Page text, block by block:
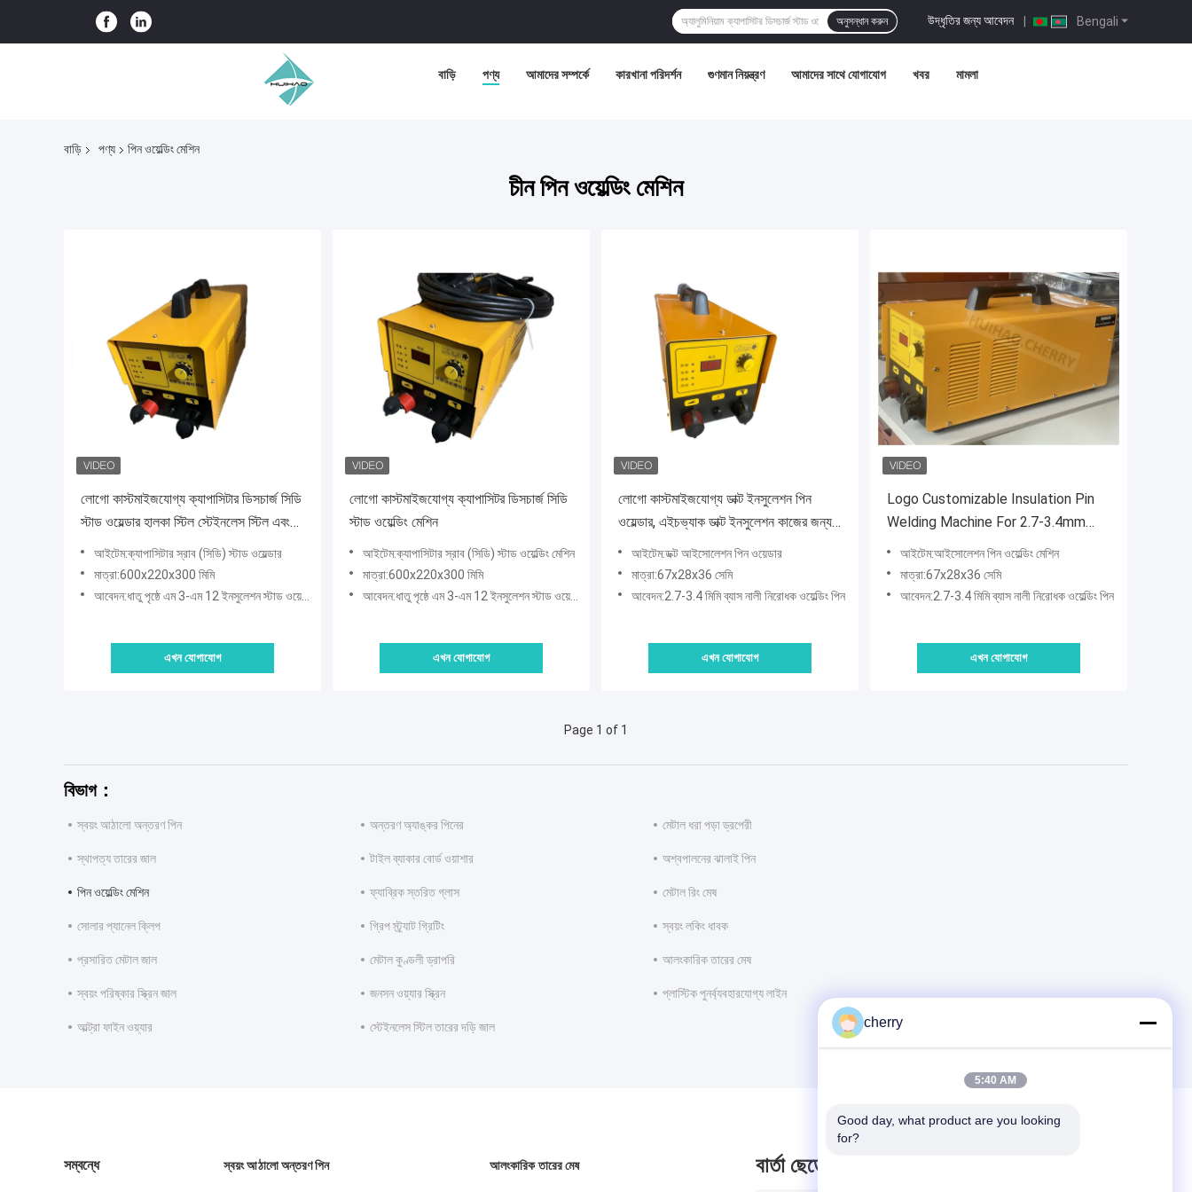
Bengali
উদ্ধৃতির জন্য আবেদন |
অনুসন্ধান করুন
বাড়ি পণ্য আমাদের সম্পর্কে কারখানা পরিদর্শন গুণমান নিয়ন্ত্রণ আমাদের সাথে যোগাযোগ খবর মামলা
বাড়ি পণ্য পিন ওয়েল্ডিং মেশিন
চীন পিন ওয়েল্ডিং মেশিন
লোগো কাস্টমাইজযোগ্য ক্যাপাসিটার ডিসচার্জ সিডি
স্টাড ওয়েল্ডার হালকা স্টিল স্টেইনলেস স্টিল এবং
অ্যালুমিনিয়াম স্টাড M3-M12
আইটেম:ক্যাপাসিটার স্রাব (সিডি) স্টাড ওয়েল্ডার
মাত্রা:600x220x300 মিমি
আবেদন:ধাতু পৃষ্ঠে এম 3-এম 12 ইনসুলেশন স্টাড ওয়েল্ডিং
এখন যোগাযোগ
লোগো কাস্টমাইজযোগ্য ক্যাপাসিটর ডিসচার্জ সিডি
স্টাড ওয়েল্ডিং মেশিন
আইটেম:ক্যাপাসিটার স্রাব (সিডি) স্টাড ওয়েল্ডিং মেশিন
মাত্রা:600x220x300 মিমি
আবেদন:ধাতু পৃষ্ঠে এম 3-এম 12 ইনসুলেশন স্টাড ওয়েল্ডিং
এখন যোগাযোগ
লোগো কাস্টমাইজযোগ্য ডাক্ট ইনসুলেশন পিন
ওয়েল্ডার, এইচভ্যাক ডাক্ট ইনসুলেশন কাজের জন্য
২.৭ মিমি ৩.০ মিমি ৩.৪ মিমি কাপ হেড ওয়েল্ড পিন
ওয়েল্ডিং করার জন্য
আইটেম:ডক্ট আইসোলেশন পিন ওয়েডার
মাত্রা:67x28x36 সেমি
আবেদন:2.7-3.4 মিমি ব্যাস নালী নিরোধক ওয়েল্ডিং পিন
এখন যোগাযোগ
Logo Customizable Insulation Pin
Welding Machine For 2.7-3.4mm
Diameter Duct Insulation Welding
Pins
আইটেম:আইসোলেশন পিন ওয়েল্ডিং মেশিন
মাত্রা:67x28x36 সেমি
আবেদন:2.7-3.4 মিমি ব্যাস নালী নিরোধক ওয়েল্ডিং পিন
এখন যোগাযোগ
Page 1 of 1
বিভাগ：
স্বয়ং আঠালো অন্তরণ পিন অন্তরণ অ্যাঙ্কর পিনের মেটাল ধরা পড়া ড্রপেরী
স্থাপত্য তারের জাল টাইল ব্যাকার বোর্ড ওয়াশার অশ্বপালনের ঝালাই পিন
পিন ওয়েল্ডিং মেশিন ফ্যাব্রিক স্তরিত গ্লাস মেটাল রিং মেষ
সোলার প্যানেল ক্লিপ গ্রিপ স্ট্র্যাট গ্রিটিং স্বয়ং লকিং ধাবক
প্রসারিত মেটাল জাল মেটাল কুণ্ডলী ড্রাপরি আলংকারিক তারের মেষ
স্বয়ং পরিষ্কার স্ক্রিন জাল জনসন ওয়্যার স্ক্রিন প্লাস্টিক পুনর্ব্যবহারযোগ্য লাইন
আল্ট্রা ফাইন ওয়্যার স্টেইনলেস স্টিল তারের দড়ি জাল
সম্বন্ধে স্বয়ং আঠালো অন্তরণ পিন আলংকারিক তারের মেষ বার্তা ছেড়ে
cherry
5:40 AM
Good day, what product are you looking
for?